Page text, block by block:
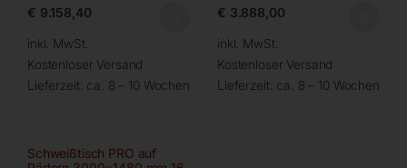
€ 9.158,40
inkl. MwSt.
Kostenloser Versand
Lieferzeit: ca. 8 – 10 Wochen
€ 3.888,00
inkl. MwSt.
Kostenloser Versand
Lieferzeit: ca. 8 – 10 Wochen
Schweißtisch PRO auf